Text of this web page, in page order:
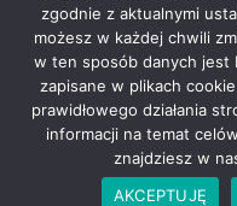
Mail:biuro@swiatksiazki.pl
Copyright © 2015 Świat
zgodnie z aktualnymi
możesz w każdej chwili
w ten sposób danych jest
zapisane w plikach
prawidłowego działania
informacji na temat
znajdziesz w
AKCEPTUJĘ